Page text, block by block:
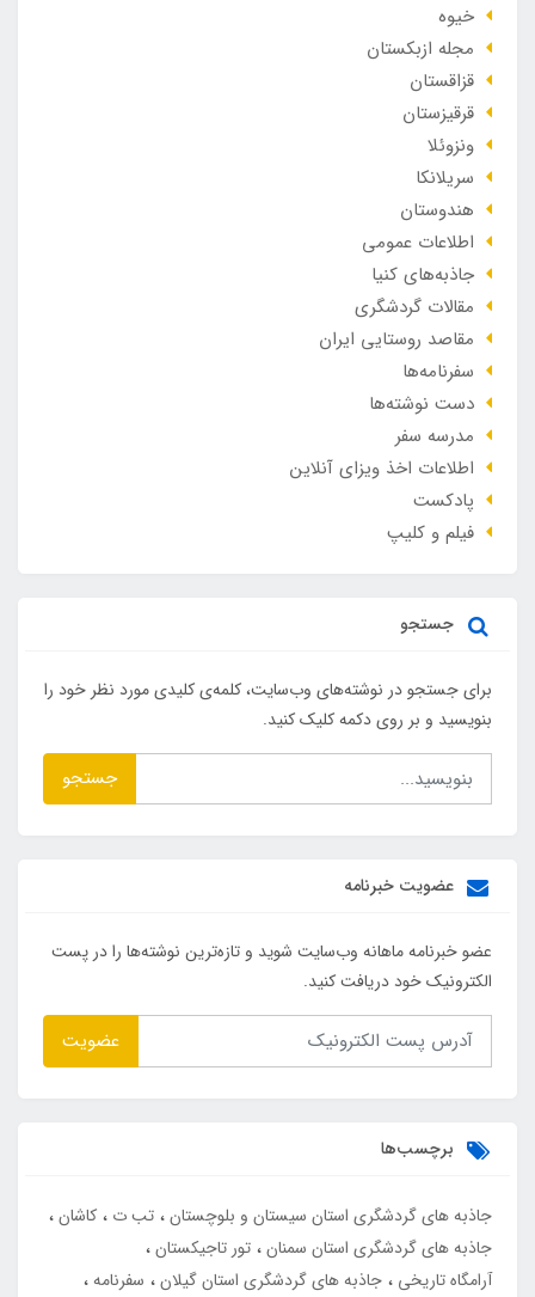
خیوه
مجله ازبکستان
قزاقستان
قرقیزستان
ونزوئلا
سریلانکا
هندوستان
اطلاعات عمومی
جاذبه‌های کنیا
مقالات گردشگری
مقاصد روستایی ایران
سفرنامه‌ها
دست نوشته‌ها
مدرسه سفر
اطلاعات اخذ ویزای آنلاین
پادکست
فیلم و کلیپ
جستجو
برای جستجو در نوشته‌های وب‌سایت، کلمه‌ی کلیدی مورد نظر خود را
بنویسید و بر روی دکمه کلیک کنید.
جستجو
عضویت خبرنامه
عضو خبرنامه ماهانه وب‌سایت شوید و تازه‌ترین نوشته‌ها را در پست
الکترونیک خود دریافت کنید.
عضویت
برچسب‌ها
جاذبه های گردشگری استان سیستان و بلوچستان تب ت
کاشان
جاذبه های گردشگری استان سمنان تور تاجیکستان
آرامگاه تاریخی
جاذبه های گردشگری استان گیلان
سفرنامه